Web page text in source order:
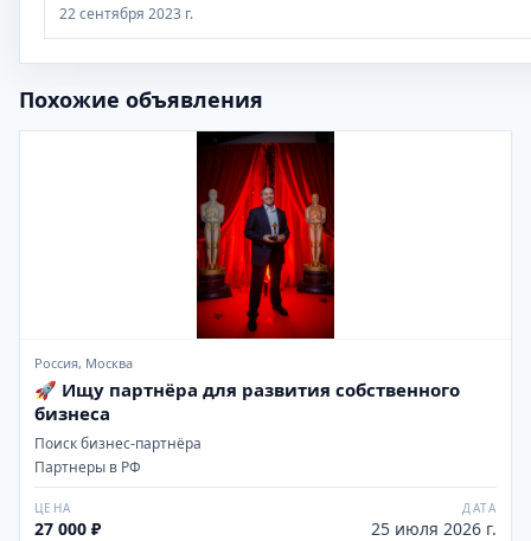
22 сентября 2023 г.
Похожие объявления
Россия, Москва
🚀 Ищу партнёра для развития собственного
бизнеса
Поиск бизнес-партнёра
Партнеры в РФ
ЦЕНА
27 000 ₽
ДАТА
25 июля 2026 г.